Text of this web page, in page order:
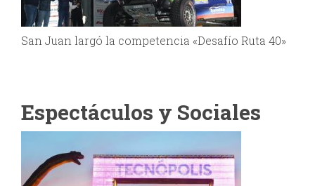
San Juan largó la competencia «Desafío Ruta 40»
Espectáculos y Sociales